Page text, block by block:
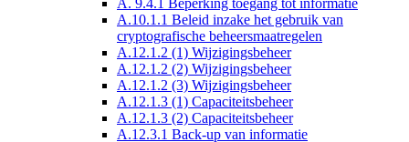
A. 9.4.1 Beperking toegang tot informatie
A.10.1.1 Beleid inzake het gebruik van
cryptografische beheersmaatregelen
A.12.1.2 (1) Wijzigingsbeheer
A.12.1.2 (2) Wijzigingsbeheer
A.12.1.2 (3) Wijzigingsbeheer
A.12.1.3 (1) Capaciteitsbeheer
A.12.1.3 (2) Capaciteitsbeheer
A.12.3.1 Back-up van informatie